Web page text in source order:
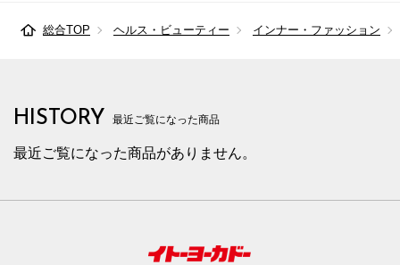
総合TOP ヘルス・ビューティー インナー・ファッション
HISTORY 最近ご覧になった商品
最近ご覧になった商品がありません。